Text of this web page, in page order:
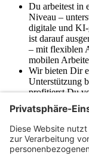
Du arbeitest in
Niveau –
digitale und KI-
ist darauf
– mit flexiblen
mobilen
Wir bieten Dir
Unterstützung
profitierst Du
für E-Bikes
Auch der
Freitagsbrunch
Bei uns findest